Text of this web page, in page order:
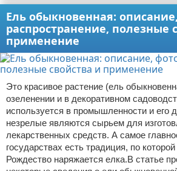
Ель обыкновенная:
распространение, полезные
применение
Это красивое растение (ель
озеленении и в декоративном
используется в промышленности и его
незрелые являются сырьем для
лекарственных средств. А самое
государствах есть традиция, по
Рождество наряжается елка.В статье